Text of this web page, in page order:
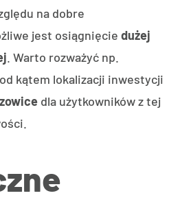
na dobre
jest osiągnięciedużej
. Warto rozważyć np.
kątem lokalizacji inwestycji
dla użytkowników z tej